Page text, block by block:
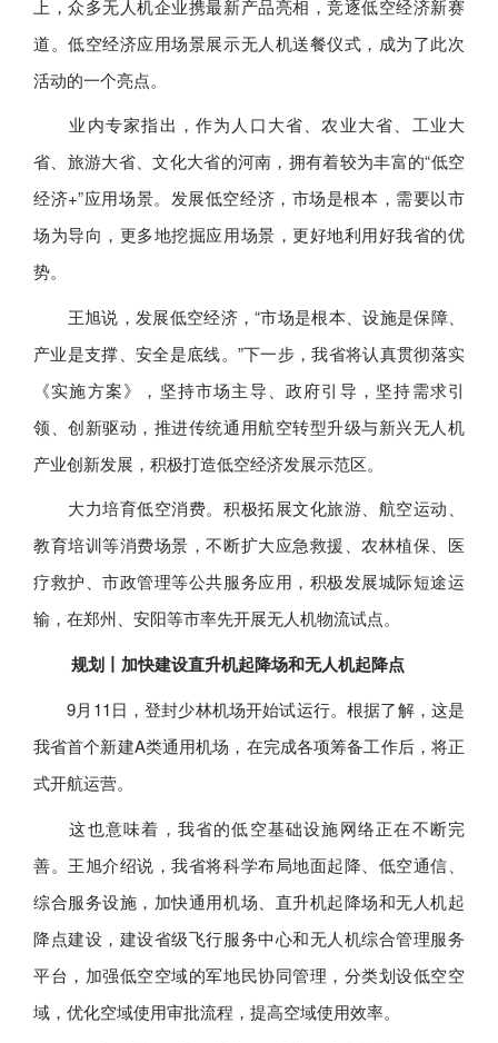
上，众多无人机企业携最新产品亮相，竞逐低空经济新赛
道。低空经济应用场景展示无人机送餐仪式，成为了此次
活动的一个亮点。
业内专家指出，作为人口大省、农业大省、工业大
省、旅游大省、文化大省的河南，拥有着较为丰富的“低空
经济+”应用场景。发展低空经济，市场是根本，需要以市
场为导向，更多地挖掘应用场景，更好地利用好我省的优
势。
王旭说，发展低空经济，“市场是根本、设施是保障、
产业是支撑、安全是底线。”下一步，我省将认真贯彻落实
《实施方案》，坚持市场主导、政府引导，坚持需求引
领、创新驱动，推进传统通用航空转型升级与新兴无人机
产业创新发展，积极打造低空经济发展示范区。
大力培育低空消费。积极拓展文化旅游、航空运动、
教育培训等消费场景，不断扩大应急救援、农林植保、医
疗救护、市政管理等公共服务应用，积极发展城际短途运
输，在郑州、安阳等市率先开展无人机物流试点。
规划丨加快建设直升机起降场和无人机起降点
9月11日，登封少林机场开始试运行。根据了解，这是
我省首个新建A类通用机场，在完成各项筹备工作后，将正
式开航运营。
这也意味着，我省的低空基础设施网络正在不断完
善。王旭介绍说，我省将科学布局地面起降、低空通信、
综合服务设施，加快通用机场、直升机起降场和无人机起
降点建设，建设省级飞行服务中心和无人机综合管理服务
平台，加强低空空域的军地民协同管理，分类划设低空空
域，优化空域使用审批流程，提高空域使用效率。